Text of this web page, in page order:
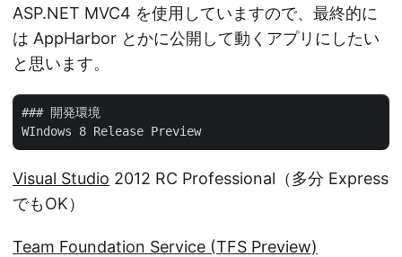
ASP.NET MVC4 を使用していますので、最終的に
は AppHarbor とかに公開して動くアプリにしたい
と思います。
### 開発環境
Visual Studio 2012 RC Professional（多分 Express
でもOK）
Team Foundation Service (TFS Preview)